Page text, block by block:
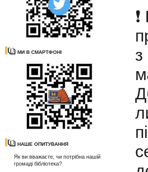
МИ В СМАРТФОНІ
НАШЕ ОПИТУВАННЯ
Як ви вважаєте, чи потрібна нашій
громаді бібліотека?